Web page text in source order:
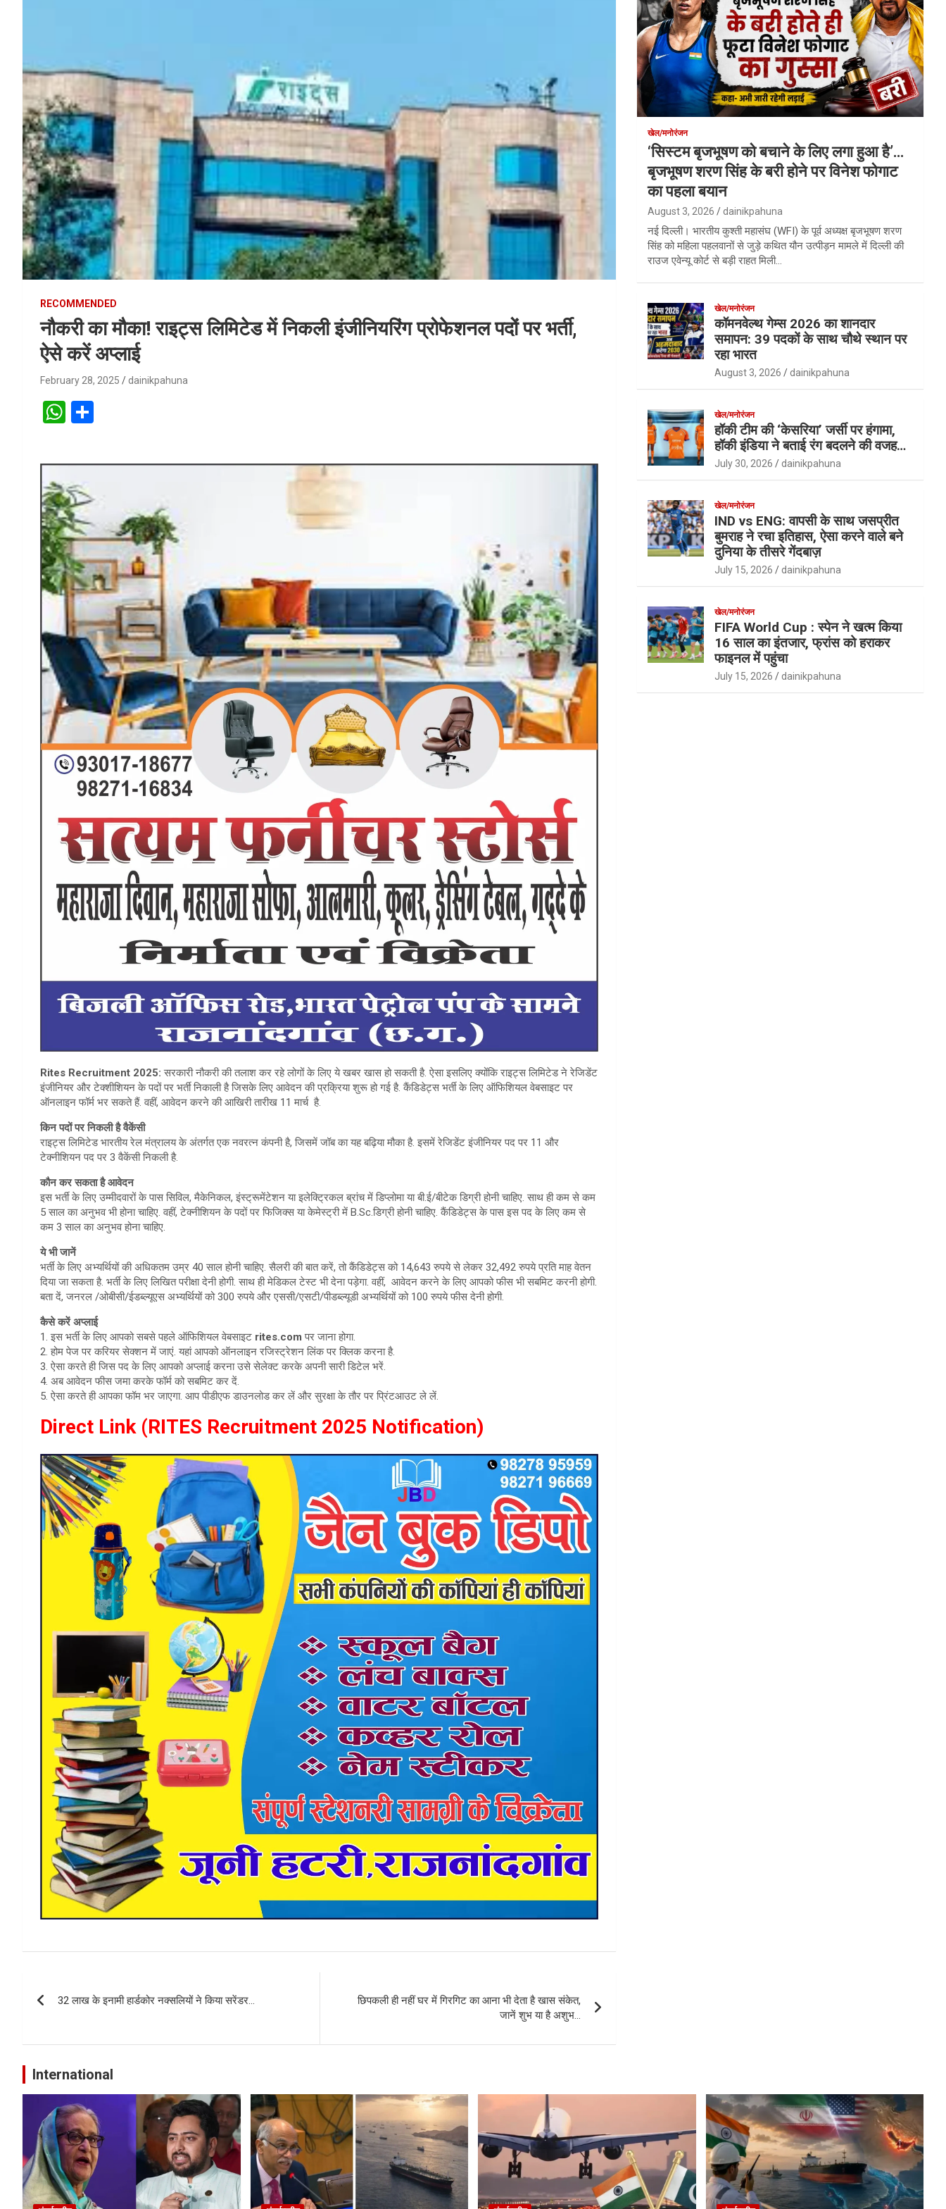
RECOMMENDED
नौकरी का मौका! राइट्स लिमिटेड में निकली इंजीनियरिंग प्रोफेशनल पदों पर भर्ती,
ऐसे करें अप्लाई
February 28, 2025 dainikpahuna
W
at
s
A
p
p
ar
Rites Recruitment 2025:सरकारी नौकरी की तलाश कर रहे लोगों के लिए ये खबर खास हो सकती है. ऐसा इसलिए क्योंकि राइट्स लिमिटेड ने रेजिडेंट
इंजीनियर और टेक्शीशियन के पदों पर भर्ती निकाली है जिसके लिए आवेदन की प्रक्रिया शुरू हो गई है. कैंडिडेट्स भर्ती के लिए ऑफिशियल वेबसाइट पर
ऑनलाइन फॉर्म भर सकते हैं. वहीं, आवेदन करने की आखिरी तारीख 11 मार्च है.
किन पदों पर निकली है वैकेंसी
राइट्स लिमिटेड भारतीय रेल मंत्रालय के अंतर्गत एक नवरत्न कंपनी है, जिसमें जॉब का यह बढ़िया मौका है. इसमें रेजिडेंट इंजीनियर पद पर 11 और
टेक्नीशियन पद पर 3 वैकेंसी निकली है.
कौन कर सकता है आवेदन
इस भर्ती के लिए उम्मीदवारों के पास सिविल, मैकेनिकल, इंस्ट्रूमेंटेशन या इलेक्ट्रिकल ब्रांच में डिप्लोमा या बी.ई/बीटेक डिग्री होनी चाहिए. साथ ही कम से कम
5 साल का अनुभव भी होना चाहिए. वहीं, टेक्नीशियन के पदों पर फिजिक्स या केमेस्ट्री में B.Sc.डिग्री होनी चाहिए. कैंडिडेट्स के पास इस पद के लिए कम से
कम 3 साल का अनुभव होना चाहिए.
ये भी जानें
भर्ती के लिए अभ्यर्थियों की अधिकतम उम्र 40 साल होनी चाहिए. सैलरी की बात करें, तो कैंडिडेट्स को 14,643 रुपये से लेकर 32,492 रुपये प्रति माह वेतन
दिया जा सकता है. भर्ती के लिए लिखित परीक्षा देनी होगी. साथ ही मेडिकल टेस्ट भी देना पड़ेगा. वहीं, आवेदन करने के लिए आपको फीस भी सबमिट करनी होगी.
बता दें, जनरल /ओबीसी/ईडब्ल्यूएस अभ्यर्थियों को 300 रुपये और एससी/एसटी/पीडब्ल्यूडी अभ्यर्थियों को 100 रुपये फीस देनी होगी.
कैसे करें अप्लाई
1. इस भर्ती के लिए आपको सबसे पहले ऑफिशियल वेबसाइट rites.comपर जाना होगा.
2. होम पेज पर करियर सेक्शन में जाएं. यहां आपको ऑनलाइन रजिस्ट्रेशन लिंक पर क्लिक करना है.
3. ऐसा करते ही जिस पद के लिए आपको अप्लाई करना उसे सेलेक्ट करके अपनी सारी डिटेल भरें.
4. अब आवेदन फीस जमा करके फॉर्म को सबमिट कर दें.
5. ऐसा करते ही आपका फॉम भर जाएगा. आप पीडीएफ डाउनलोड कर लें और सुरक्षा के तौर पर प्रिंटआउट ले लें.
Direct Link (RITES Recruitment 2025 Notification)
32 लाख के इनामी हार्डकोर नक्सलियों ने किया सरेंडर…
छिपकली ही नहीं घर में गिरगिट का आना भी देता है खास संकेत,
जानें शुभ या है अशुभ…
खेल/मनोरंजन
‘सिस्टम बृजभूषण को बचाने के लिए लगा हुआ है’…
बृजभूषण शरण सिंह के बरी होने पर विनेश फोगाट
का पहला बयान
August 3, 2026 dainikpahuna
नई दिल्ली। भारतीय कुश्ती महासंघ (WFI) के पूर्व अध्यक्ष बृजभूषण शरण
सिंह को महिला पहलवानों से जुड़े कथित यौन उत्पीड़न मामले में दिल्ली की
राउज एवेन्यू कोर्ट से बड़ी राहत मिली…
खेल/मनोरंजन
कॉमनवेल्थ गेम्स 2026 का शानदार
समापन: 39 पदकों के साथ चौथे स्थान पर
रहा भारत
August 3, 2026 dainikpahuna
खेल/मनोरंजन
हॉकी टीम की ‘केसरिया’ जर्सी पर हंगामा,
हॉकी इंडिया ने बताई रंग बदलने की वजह…
July 30, 2026 dainikpahuna
खेल/मनोरंजन
IND vs ENG: वापसी के साथ जसप्रीत
बुमराह ने रचा इतिहास, ऐसा करने वाले बने
दुनिया के तीसरे गेंदबाज़
July 15, 2026 dainikpahuna
खेल/मनोरंजन
FIFA World Cup : स्पेन ने खत्म किया
16 साल का इंतजार, फ्रांस को हराकर
फाइनल में पहुंचा
July 15, 2026 dainikpahuna
International